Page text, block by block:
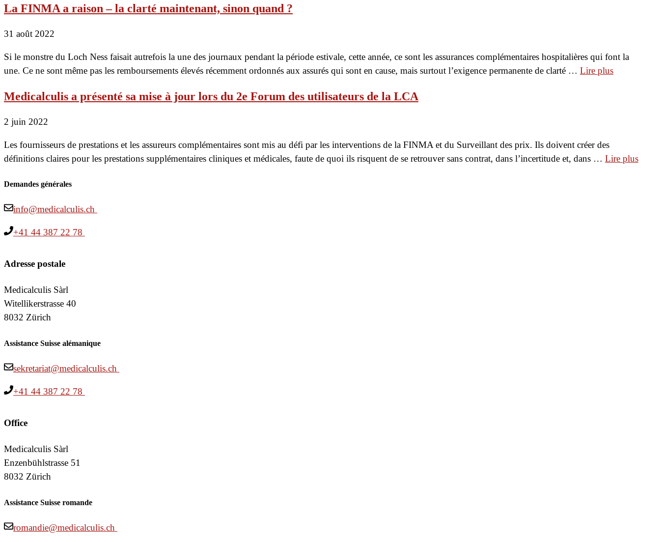
La FINMA a raison – la clarté maintenant, sinon quand ?
31 août 2022
Si le monstre du Loch Ness faisait autrefois la une des journaux pendant la période estivale, cette année, ce sont les assurances complémentaires hospitalières qui font la
une. Ce ne sont même pas les remboursements élevés récemment ordonnés aux assurés qui sont en cause, mais surtout l’exigence permanente de clarté … Lire plus
Medicalculis a présenté sa mise à jour lors du 2e Forum des utilisateurs de la LCA
2 juin 2022
Les fournisseurs de prestations et les assureurs complémentaires sont mis au défi par les interventions de la FINMA et du Surveillant des prix. Ils doivent créer des
définitions claires pour les prestations supplémentaires cliniques et médicales, faute de quoi ils risquent de se retrouver sans contrat, dans l’incertitude et, dans … Lire plus
Demandes générales
info@medicalculis.ch
+41 44 387 22 78
Adresse postale
Medicalculis Sàrl
Witellikerstrasse 40
8032 Zürich
Assistance Suisse alémanique
sekretariat@medicalculis.ch
+41 44 387 22 78
Office
Medicalculis Sàrl
Enzenbühlstrasse 51
8032 Zürich
Assistance Suisse romande
romandie@medicalculis.ch